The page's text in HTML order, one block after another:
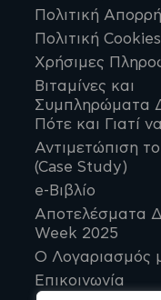
Βιταμίνες
Βιταμίνη
B12 -
B3 -
B6
B7 –
B1 -
B12 -
Πολιτική
Πολιτική Cookies
Χρήσιμες
Βιταμίνες και
Συμπληρώματα
Πότε και Γιατί
Αντιμετώπιση
(Case Study)
e-Βιβλίο
Αποτελέσματα
Week 2025
Ο Λογαριασμός
Επικοινωνία